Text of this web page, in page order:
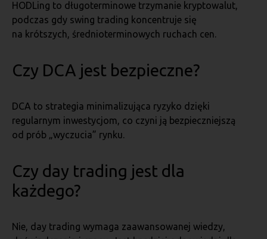
HODLing to długoterminowe trzymanie kryptowalut,
podczas gdy swing trading koncentruje się
na krótszych, średnioterminowych ruchach cen.
Czy DCA jest bezpieczne?
DCA to strategia minimalizująca ryzyko dzięki
regularnym inwestycjom, co czyni ją bezpieczniejszą
od prób „wyczucia” rynku.
Czy day trading jest dla
każdego?
Nie, day trading wymaga zaawansowanej wiedzy,